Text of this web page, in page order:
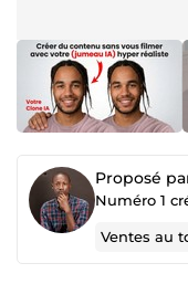
Proposé
Ventes au